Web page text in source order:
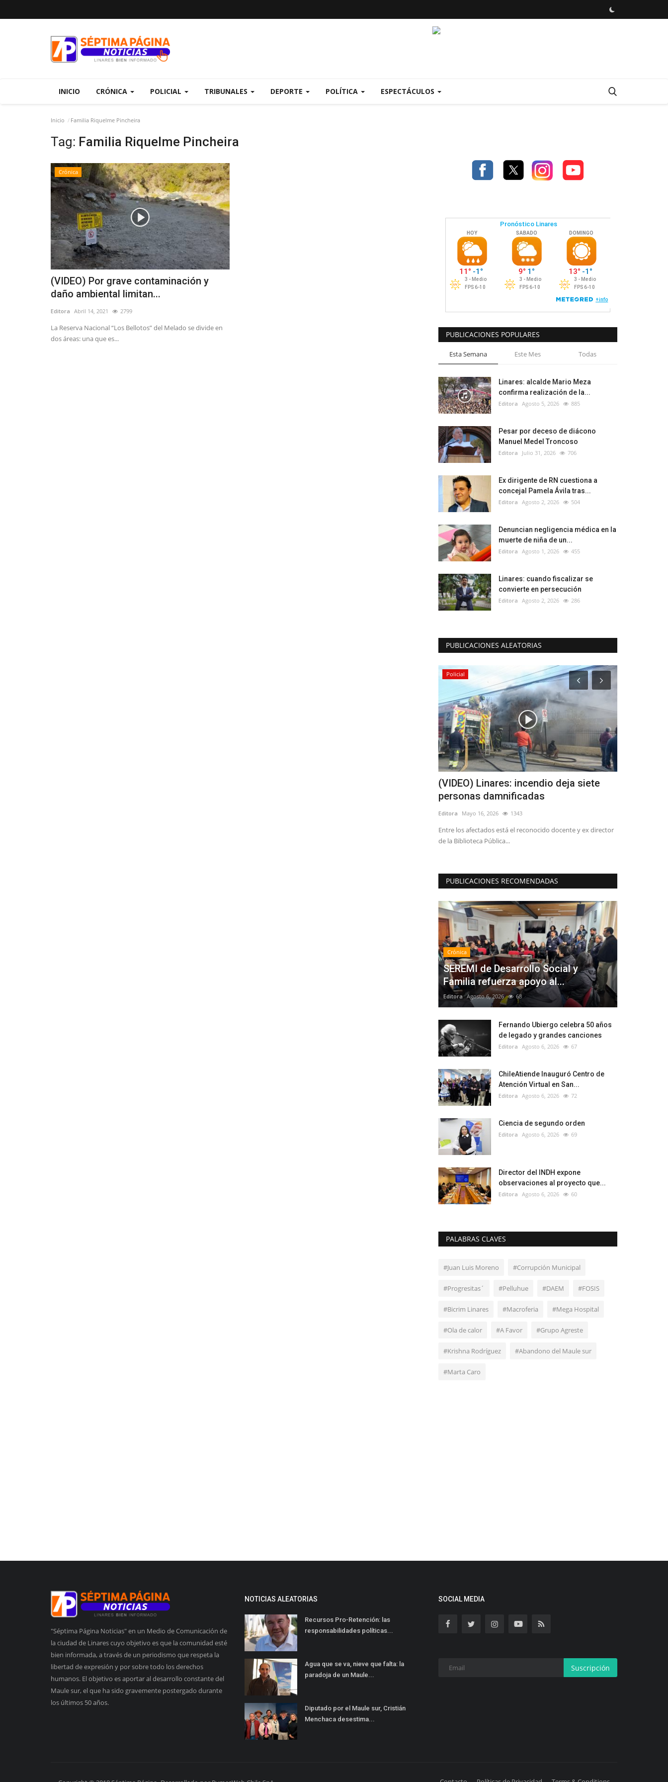
INICIO CRÓNICA POLICIAL TRIBUNALES DEPORTE POLÍTICA ESPECTÁCULOS
Inicio Familia Riquelme Pincheira
Tag: Familia Riquelme Pincheira
Crónica
(VIDEO) Por grave contaminación y
daño ambiental limitan...
Editora Abril 14, 2021 2799
La Reserva Nacional “Los Bellotos” del Melado se divide en
dos áreas: una que es...
PUBLICACIONES POPULARES
Esta Semana Este Mes Todas
Linares: alcalde Mario Meza
confirma realización de la...
Editora Agosto 5, 2026 885
Pesar por deceso de diácono
Manuel Medel Troncoso
Editora Julio 31, 2026 706
Ex dirigente de RN cuestiona a
concejal Pamela Ávila tras...
Editora Agosto 2, 2026 504
Denuncian negligencia médica en la
muerte de niña de un...
Editora Agosto 1, 2026 455
Linares: cuando fiscalizar se
convierte en persecución
Editora Agosto 2, 2026 286
PUBLICACIONES ALEATORIAS
Policial
(VIDEO) Linares: incendio deja siete
personas damnificadas
Editora Mayo 16, 2026 1343
Entre los afectados está el reconocido docente y ex director
de la Biblioteca Pública...
PUBLICACIONES RECOMENDADAS
Crónica
SEREMI de Desarrollo Social y
Familia refuerza apoyo al...
Editora Agosto 6, 2026 68
Fernando Ubiergo celebra 50 años
de legado y grandes canciones
Editora Agosto 6, 2026 67
ChileAtiende Inauguró Centro de
Atención Virtual en San...
Editora Agosto 6, 2026 72
Ciencia de segundo orden
Editora Agosto 6, 2026 69
Director del INDH expone
observaciones al proyecto que...
Editora Agosto 6, 2026 60
PALABRAS CLAVES
#Juan Luis Moreno #Corrupción Municipal
#Progresitas´ #Pelluhue #DAEM #FOSIS
#Bicrim Linares #Macroferia #Mega Hospital
#Ola de calor #A Favor #Grupo Agreste
#Krishna Rodríguez #Abandono del Maule sur
#Marta Caro
"Séptima Página Noticias" en un Medio de Comunicación de
la ciudad de Linares cuyo objetivo es que la comunidad esté
bien informada, a través de un periodismo que respeta la
libertad de expresión y por sobre todo los derechos
humanos. El objetivo es aportar al desarrollo constante del
Maule sur, el que ha sido gravemente postergado durante
los últimos 50 años.
NOTICIAS ALEATORIAS
Recursos Pro-Retención: las
responsabilidades políticas...
Agua que se va, nieve que falta: la
paradoja de un Maule...
Diputado por el Maule sur, Cristián
Menchaca desestima...
SOCIAL MEDIA
Suscripción